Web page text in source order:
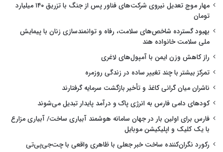
مهار موج تعدیل نیروی شرکت‌های فناور پس از جنگ با تزریق ۱۴۰ میلیارد
تومان
بهبود گسترده شاخص‌های سلامت، رفاه و توانمندسازی زنان با پیمایش
ملی سلامت خانواده هند
راز کاهش وزن ایمن با آمپول‌های لاغری
تمرکز بیشتر با چند تغییر ساده در زندگی روزمره
ناشران میان گرانی کاغذ و تأخیر بازگشت سرمایه گرفتارند
کودهای دامی فارس به انرژی پاک و درآمد پایدار تبدیل می‌شوند
فارس برای اولین بار در جهان سامانه هوشمند آبیاری ساخت/ آبیاری مزارع
با یک کلیک و اپلیکیشن موبایل
رکورد نگران‌کننده ساخت خبر جعلی با ظاهری واقعی با چت‌جی‌پی‌تی